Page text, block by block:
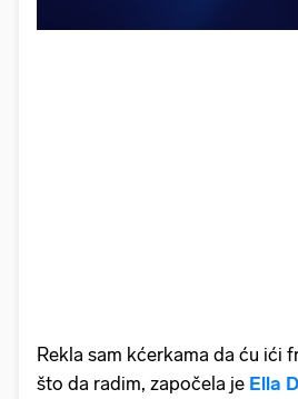
Rekla sam kćerkama da ću ići
što da radim, započela je Ella